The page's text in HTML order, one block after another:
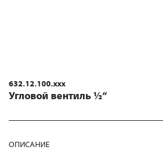
632.12.100.xxx
Угловой вентиль ½“
ОПИСАНИЕ